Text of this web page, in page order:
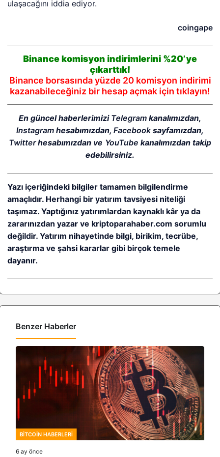
ulaşacağını iddia ediyor.
coingape
Binance komisyon indirimlerini %20’ye
çıkarttık!
Binance borsasında yüzde 20 komisyon indirimi
kazanabileceğiniz bir hesap açmak için tıklayın!
En güncel haberlerimizi Telegram kanalımızdan,
Instagramhesabımızdan, Facebooksayfamızdan,
Twitterhesabımızdan ve YouTube kanalımızdan takip
edebilirsiniz.
Yazı içeriğindeki bilgiler tamamen bilgilendirme
amaçlıdır. Herhangi bir yatırım tavsiyesi niteliği
taşımaz. Yaptığınız yatırımlardan kaynaklı kâr ya da
zararınızdan yazar ve kriptoparahaber.com sorumlu
değildir. Yatırım nihayetinde bilgi, birikim, tecrübe,
araştırma ve şahsi kararlar gibi birçok temele
dayanır.
Benzer Haberler
BITCOIN HABERLERI
6 ay önce